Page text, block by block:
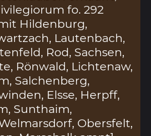
fo. 292
Hildenburg,
Lautenbach,
Rod, Sachsen,
Rönwald, Lichtenaw,
Salchenberg,
Elsse, Herpff,
Sunthaim,
Obersfelt,